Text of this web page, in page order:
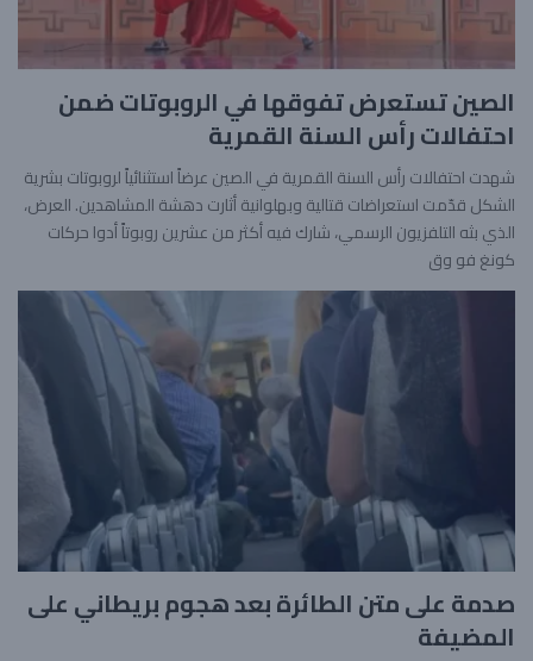
الصين تستعرض تفوقها في الروبوتات ضمن
احتفالات رأس السنة القمرية
شهدت احتفالات رأس السنة القمرية في الصين عرضاً استثنائياً لروبوتات بشرية
الشكل قدّمت استعراضات قتالية وبهلوانية أثارت دهشة المشاهدين. العرض،
الذي بثه التلفزيون الرسمي، شارك فيه أكثر من عشرين روبوتاً أدوا حركات
كونغ فو وق
صدمة على متن الطائرة بعد هجوم بريطاني على
المضيفة